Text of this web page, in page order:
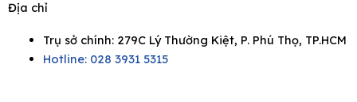
Địa chỉ
Trụ sở chính: 279C Lý Thường Kiệt, P. Phú Thọ, TP.HCM
Hotline: 028 3931 5315